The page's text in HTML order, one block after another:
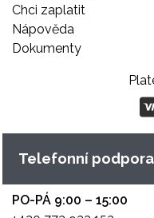
Chci zaplatit
Nápověda
Dokumenty
Telefonní
PO-PÁ 9:00 – 15:00